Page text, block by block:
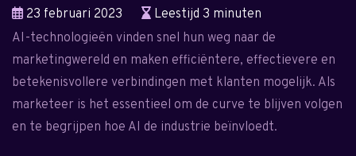
23 februari 2023
Leestijd 3 minuten
AI-technologieën vinden snel hun weg naar de
marketingwereld en maken efficiëntere, effectievere en
betekenisvollere verbindingen met klanten mogelijk. Als
marketeer is het essentieel om de curve te blijven volgen
en te begrijpen hoe AI de industrie beïnvloedt.